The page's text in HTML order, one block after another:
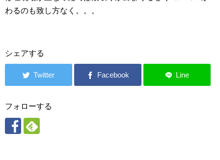
わるのも致し方なく。。。
シェアする
フォローする